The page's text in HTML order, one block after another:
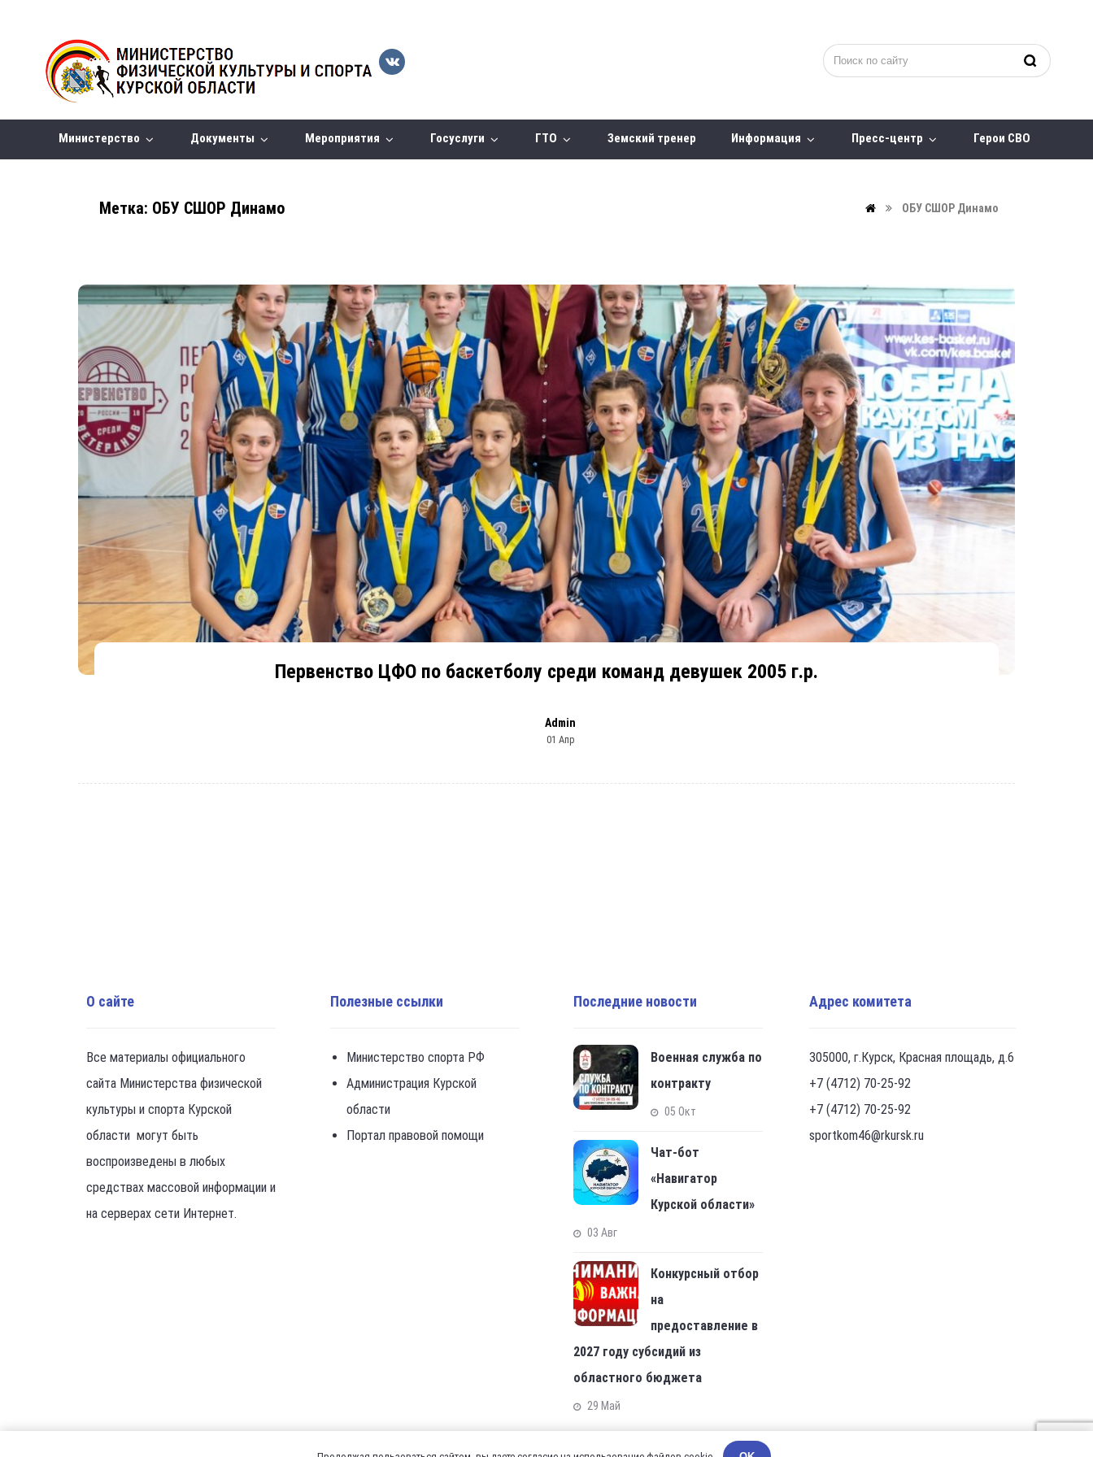
Министерство Документы Мероприятия Госуслуги ГТО Земский тренер Информация Пресс-центр Герои СВО
Метка: ОБУ СШОР Динамо ОБУ СШОР Динамо
Первенство ЦФО по баскетболу среди команд девушек 2005 г.р.
Admin
01 Апр
О сайте
Все материалы официального
сайта Министерства физической
культуры и спорта Курской
области могут быть
воспроизведены в любых
средствах массовой информации и
на серверах сети Интернет.
Полезные ссылки
Министерство спорта РФ
Администрация Курской
области
Портал правовой помощи
Последние новости
Военная служба по
контракту
05 Окт
Чат-бот
«Навигатор
Курской области»
03 Авг
Конкурсный отбор
на
предоставление в
2027 году субсидий из
областного бюджета
29 Май
Адрес комитета
305000, г.Курск, Красная площадь, д.6
+7 (4712) 70-25-92
+7 (4712) 70-25-92
sportkom46@rkursk.ru